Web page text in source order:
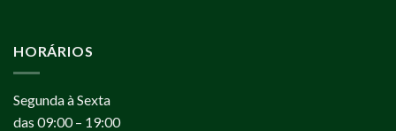
HORÁRIOS
Segunda à Sexta
das 09:00 – 19:00